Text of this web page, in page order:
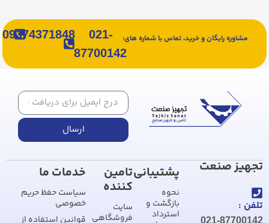
مشاوره رایگان و خرید، تماس با شماره های:
021-
87700142
09374371848
ارسال
تجهیز صنعت
تلفن :
021-87700142
پشتیبانی
نحوه
بازگشت و
استرداد
تامین
کننده
سایت
فروشگاهی
خدمات ما
سیاست حفظ حریم
خصوصی
قوانین استفاده از